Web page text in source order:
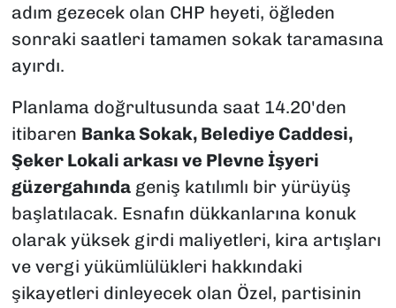
adım gezecek olan CHP heyeti, öğleden
sonraki saatleri tamamen sokak taramasına
ayırdı.
Planlama doğrultusunda saat 14.20'den
itibaren Banka Sokak, Belediye Caddesi,
Şeker Lokali arkası ve Plevne İşyeri
güzergahındageniş katılımlı bir yürüyüş
başlatılacak. Esnafın dükkanlarına konuk
olarak yüksek girdi maliyetleri, kira artışları
ve vergi yükümlülükleri hakkındaki
şikayetleri dinleyecek olan Özel, partisinin